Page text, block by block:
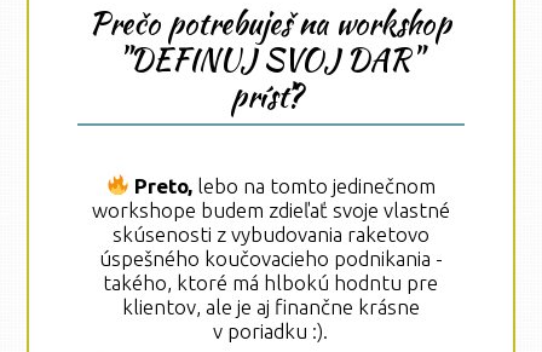
Prečo potrebuješ na workshop
"DEFINUJ SVOJ DAR"
prísť?
Preto,lebo na tomto jedinečnom
workshope budem zdieľať svoje vlastné
skúsenosti z vybudovania raketovo
úspešného koučovacieho podnikania -
takého, ktoré má hlbokú hodntu pre
klientov, ale je aj finančne krásne
v poriadku :).